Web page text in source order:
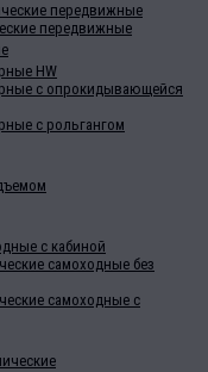
передвижные
передвижные
HW
с опрокидывающейся
с рольгангом
с кабиной
самоходные без
самоходные с